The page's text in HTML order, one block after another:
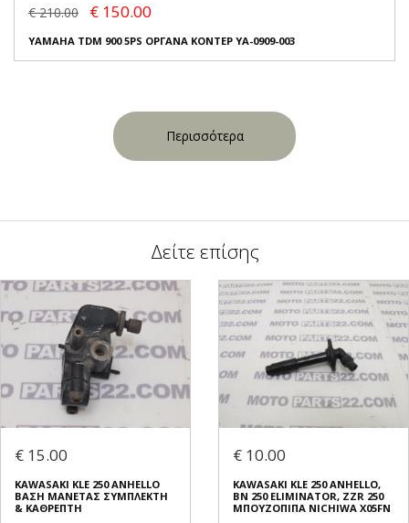
€ 210.00 € 150.00
YAMAHA TDM 900 5PS ΟΡΓΑΝΑ ΚΟΝΤΕΡ YA-0909-003
Περισσότερα
Δείτε επίσης
€ 15.00
KAWASAKI KLE 250 ANHELLO
ΒΑΣΗ ΜΑΝΕΤΑΣ ΣΥΜΠΛΕΚΤΗ
& ΚΑΘΡΕΠΤΗ
€ 10.00
KAWASAKI KLE 250 ANHELLO,
BN 250 ELIMINATOR, ZZR 250
ΜΠΟΥΖΟΠΙΠΑ NICHIWA X05FN